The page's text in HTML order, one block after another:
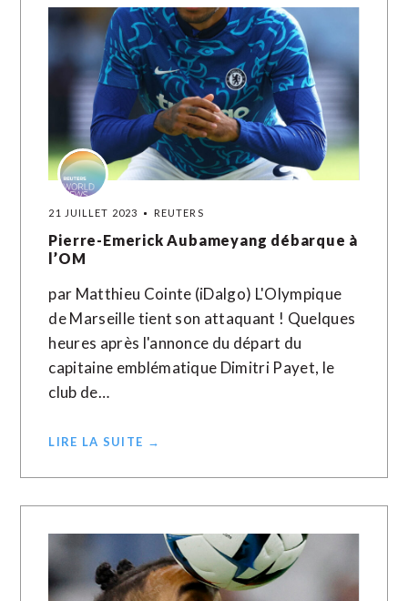
21 JUILLET 2023 REUTERS
Pierre-Emerick Aubameyang débarque à
l’OM
par Matthieu Cointe (iDalgo) L'Olympique
de Marseille tient son attaquant ! Quelques
heures après l'annonce du départ du
capitaine emblématique Dimitri Payet, le
club de…
LIRE LA SUITE →